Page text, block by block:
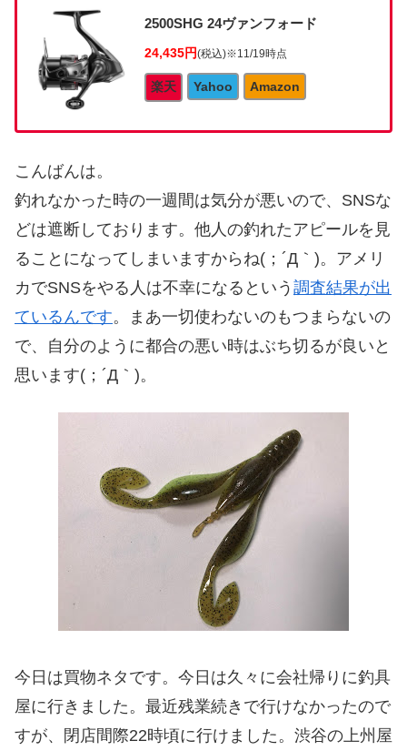
2500SHG 24ヴァンフォード
24,435円(税込)※11/19時点
楽天 Yahoo Amazon
こんばんは。
釣れなかった時の一週間は気分が悪いので、SNSな
どは遮断しております。他人の釣れたアピールを見
ることになってしまいますからね(；´Д｀)。アメリ
カでSNSをやる人は不幸になるという 調査結果が出
ているんです。まあ一切使わないのもつまらないの
で、自分のように都合の悪い時はぶち切るが良いと
思います(；´Д｀)。
今日は買物ネタです。今日は久々に会社帰りに釣具
屋に行きました。最近残業続きで行けなかったので
すが、閉店間際22時頃に行けました。渋谷の上州屋